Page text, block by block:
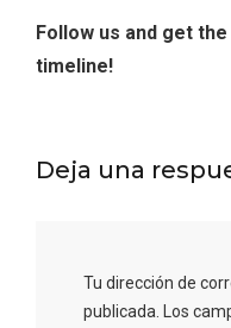
Follow us and get
timeline!
Deja una
Tu dirección de
publicada.
Los
El árbol de